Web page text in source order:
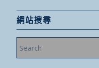
網站搜尋